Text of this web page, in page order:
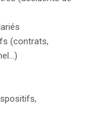
(contrats,